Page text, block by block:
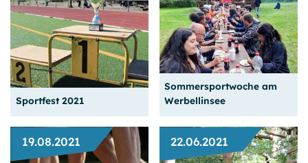
Den Traumberuf ganz
praktisch kennenlernen
Weiterlesen
Das Team sind wir
Weiterlesen
Sportfest 2021
Sommersportwoche am
Werbellinsee
19.08.2021 22.06.2021